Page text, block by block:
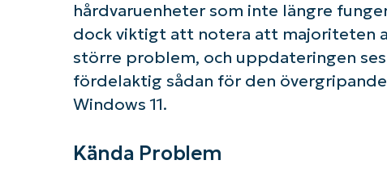
hårdvaruenheter som inte längre
dock viktigt att notera att majoriteten
större problem, och uppdateringen
fördelaktig sådan för den
Windows 11.
Kända Problem